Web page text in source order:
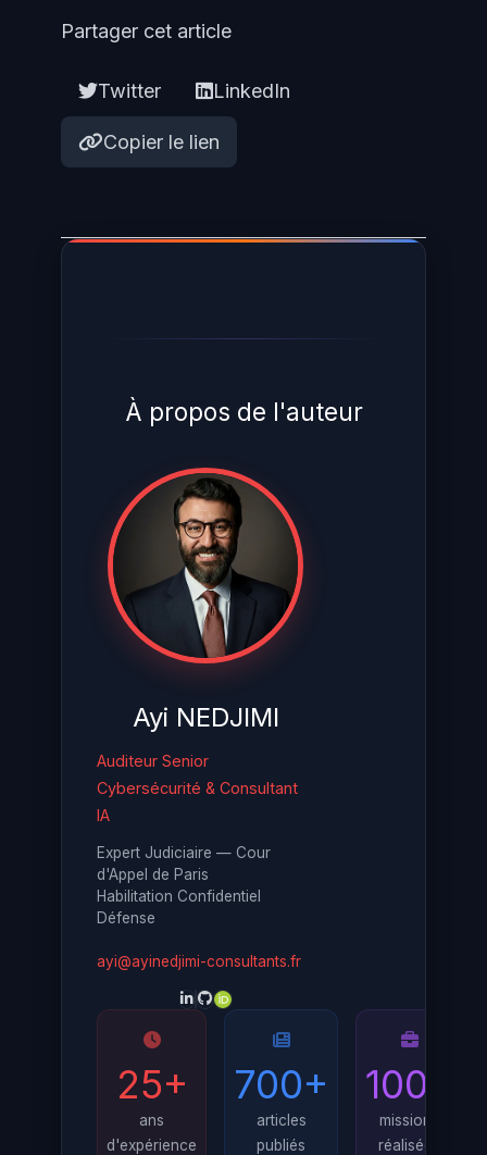
Partager cet article
Twitter LinkedIn
Copier le lien
À propos de l'auteur
Ayi NEDJIMI
Auditeur Senior
Cybersécurité & Consultant
IA
Expert Judiciaire — Cour
d'Appel de Paris
Habilitation Confidentiel
Défense
ayi@ayinedjimi-consultants.fr
25+
ans
d'expérience
700+
articles
publiés
100+
missions
réalisées